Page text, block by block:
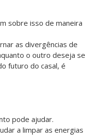
sobre isso de maneira
as divergências de
o outro deseja se
futuro do casal, é
pode ajudar.
a limpar as energias